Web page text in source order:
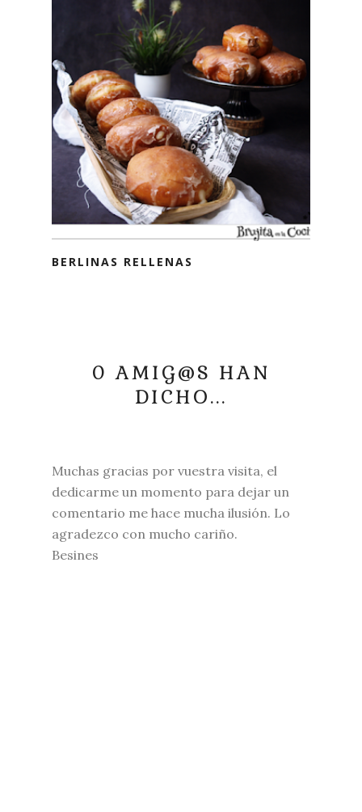
BERLINAS RELLENAS
0 AMIG@S HAN
DICHO...
Muchas gracias por vuestra visita, el
dedicarme un momento para dejar un
comentario me hace mucha ilusión. Lo
agradezco con mucho cariño.
Besines